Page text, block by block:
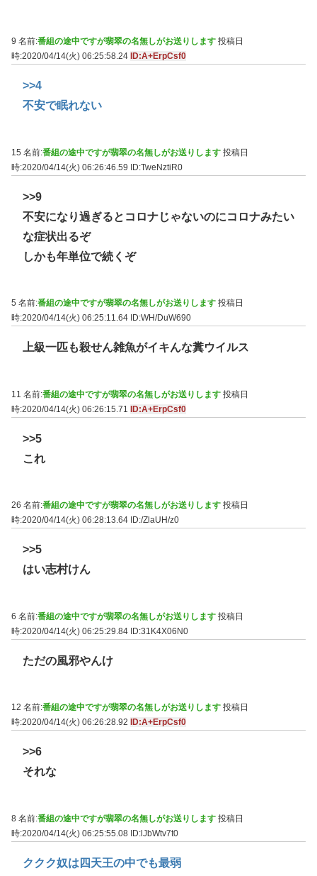
9 名前:番組の途中ですが翡翠の名無しがお送りします 投稿日
時:2020/04/14(火) 06:25:58.24 ID:A+ErpCsf0
>>4
不安で眠れない
15 名前:番組の途中ですが翡翠の名無しがお送りします 投稿日
時:2020/04/14(火) 06:26:46.59 ID:TweNztiR0
>>9
不安になり過ぎるとコロナじゃないのにコロナみたい
な症状出るぞ
しかも年単位で続くぞ
5 名前:番組の途中ですが翡翠の名無しがお送りします 投稿日
時:2020/04/14(火) 06:25:11.64 ID:WH/DuW690
上級一匹も殺せん雑魚がイキんな糞ウイルス
11 名前:番組の途中ですが翡翠の名無しがお送りします 投稿日
時:2020/04/14(火) 06:26:15.71 ID:A+ErpCsf0
>>5
これ
26 名前:番組の途中ですが翡翠の名無しがお送りします 投稿日
時:2020/04/14(火) 06:28:13.64 ID:/ZlaUH/z0
>>5
はい志村けん
6 名前:番組の途中ですが翡翠の名無しがお送りします 投稿日
時:2020/04/14(火) 06:25:29.84 ID:31K4X06N0
ただの風邪やんけ
12 名前:番組の途中ですが翡翠の名無しがお送りします 投稿日
時:2020/04/14(火) 06:26:28.92
ID:A+ErpCsf0
>>6
それな
8 名前:番組の途中ですが翡翠の名無しがお送りします 投稿日
時:2020/04/14(火) 06:25:55.08 ID:lJbWtv7t0
ククク奴は四天王の中でも最弱